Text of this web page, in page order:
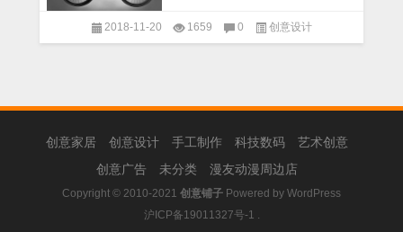
2018-11-20 1659 0 创意设计
创意家居 创意设计 手工制作 科技数码
艺术创意
创意广告
未分类 漫友动漫周边店
Copyright © 2010-2021 创意铺子 Powered by WordPress
沪ICP备19011327号-1